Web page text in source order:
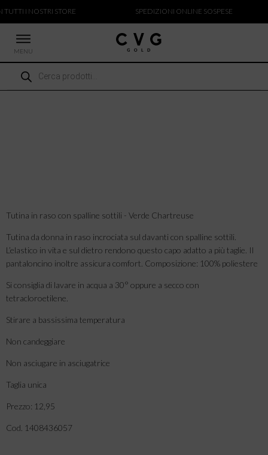
I NOSTRI STORE SPEDIZIONI ONLINE SOSPESE
MENU
Ricerca
prodotti
ARRIVI
Tutina in raso con spalline sottili - Verde Chartreuse
Tutina da donna in raso incrociata sul davanti con spalline sottili.
L’elastico in vita e sul dietro rendono questo capo adatto a più taglie. Il
pantaloncino inoltre assicura comfort. Composizione: 100% poliestere
Si consiglia di lavare in acqua a 30° oppure a secco con
tetracloroetilene.
Stirare a bassissima temperatura
Non candeggiare
Non asciugare in asciugatrice
Taglia unica
Prezzo: 12,95
Cod. 1408436057